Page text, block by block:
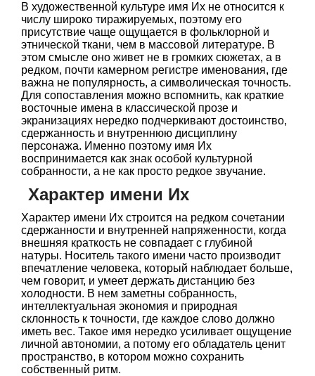
В художественной культуре имя Их не относится к
числу широко тиражируемых, поэтому его
присутствие чаще ощущается в фольклорной и
этнической ткани, чем в массовой литературе. В
этом смысле оно живет не в громких сюжетах, а в
редком, почти камерном регистре именования, где
важна не популярность, а символическая точность.
Для сопоставления можно вспомнить, как краткие
восточные имена в классической прозе и
экранизациях нередко подчеркивают достоинство,
сдержанность и внутреннюю дисциплину
персонажа. Именно поэтому имя Их
воспринимается как знак особой культурной
собранности, а не как просто редкое звучание.
Характер имени Их
Характер имени Их строится на редком сочетании
сдержанности и внутренней напряженности, когда
внешняя краткость не совпадает с глубиной
натуры. Носитель такого имени часто производит
впечатление человека, который наблюдает больше,
чем говорит, и умеет держать дистанцию без
холодности. В нем заметны собранность,
интеллектуальная экономия и природная
склонность к точности, где каждое слово должно
иметь вес. Такое имя нередко усиливает ощущение
личной автономии, а потому его обладатель ценит
пространство, в котором можно сохранить
собственный ритм.